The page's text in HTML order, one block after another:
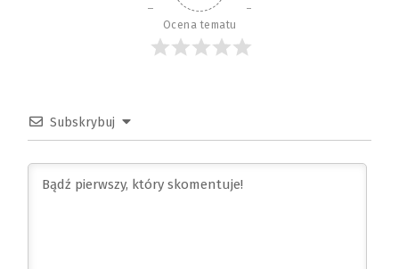
Ocena tematu
Subskrybuj